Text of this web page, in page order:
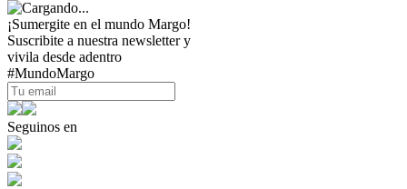
¡Sumergite en el mundo Margo!
Suscribite a nuestra newsletter y
vivila desde adentro
#MundoMargo
Seguinos en